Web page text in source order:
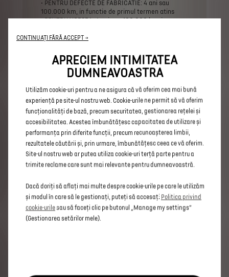
• PENTRU DEFECTE DE FABRICATIE: 4 ani sau
100.000 km, in functie de primul termen atins
• PENTRU VOPSEA: 4 ani sau 100.000 km, in
• ANTI-PERFORARE:
Vehiculele electrice sau hibride beneficiaza de
durata
extinsa a garantiei pentru bateria de
de ani sau 160.000 km, functie
Informatiile complete referitoare la garantie sunt
prezentate in BONUL DE COMANDA AUTOVEHICUL
NOU.
Preturile
afisate au informativ
exprimate in EURO (€). Preturile se vor calcula in
RON la cursul BNR + 1% din data efectuarii platii
sau la cursul bancii finantatoare in cazul
contractelor de leasing.
toate
asigura
corectitudinea specificatiilor de produs, la data
Pentru informatii actualizate te rugam sa consulti
un distribuitor autorizat DS.
*Valorile consumului de combustibil și emisiile de
CO2 sunt informative,
CONTINUAȚI FĂRĂ ACCEPT →
APRECIEM INTIMITATEA
DUMNEAVOASTRA
Utilizăm cookie-uri pentru a ne asigura că vă oferim cea mai bună
experiență pe site-ul nostru web. Cookie-urile ne permit să vă oferim
funcționalități de bază, precum securitatea, gestionarea rețelei și
accesibilitatea. Acestea îmbunătățesc capacitatea de utilizare și
performanța prin diferite funcții, precum recunoașterea limbii,
rezultatele căutării și, prin urmare, îmbunătățesc ceea ce vă oferim.
Site-ul nostru web ar putea utiliza cookie-uri terță parte pentru a
trimite reclame care sunt mai relevante pentru dumneavoastră.
Dacă doriți să aflați mai multe despre cookie-urile pe care le utilizăm
și modul în care să le gestionați, puteți să accesați Politica privind
cookie-urilesau să faceți clic pe butonul „Manage my settings”
(Gestionarea setărilor mele).